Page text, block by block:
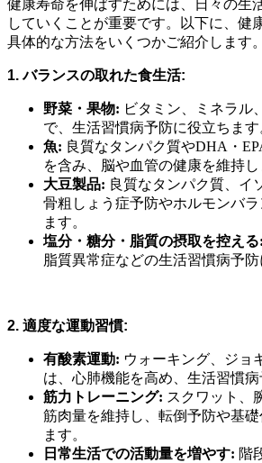
健康寿命を伸ばすためには、日々の生
していくことが重要です。以下に、健
具体的な方法をいくつかご紹介します。
1. バランスの取れた食生活:
野菜・果物: ビタミン、ミネラル
で、生活習慣病予防に役立ちます
魚: 良質なタンパク質やDHA・
を含み、脳や血管の健康を維持し
大豆製品: 良質なタンパク質、イ
骨粗しょう症予防やホルモンバ
ます。
塩分・糖分・脂質の摂取を控える:
脂質異常症などの生活習慣病予防
2. 適度な運動習慣:
有酸素運動: ウォーキング、ジョ
は、心肺機能を高め、生活習慣病
筋力トレーニング: スクワット、
筋肉量を維持し、転倒予防や基
ます。
日常生活での活動量を増やす: 階